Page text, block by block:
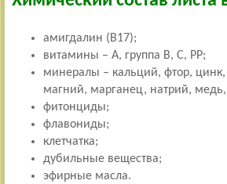
амигдалин (В17);
витамины – А, группа В, С, РР;
минералы – кальций, фтор,
магний, марганец, натрий, медь,
фитонциды;
флавониды;
клетчатка;
дубильные вещества;
эфирные масла.